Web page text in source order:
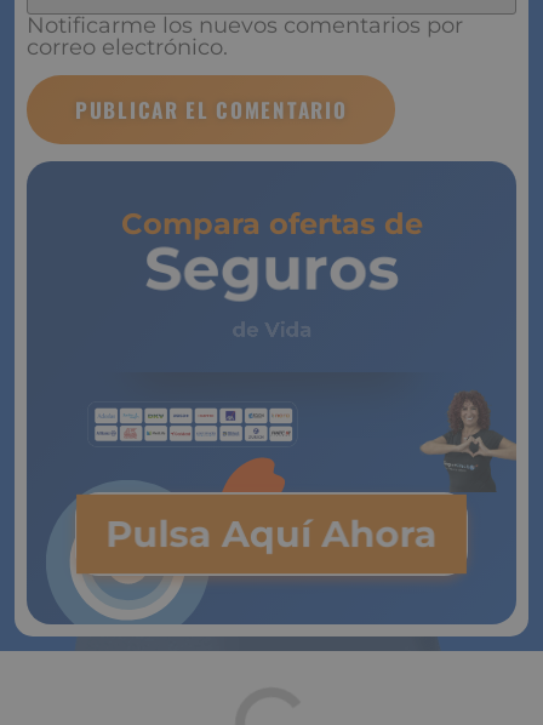
Notificarme los nuevos comentarios por
correo electrónico.
Compara ofertas de
Seguros
de Vida
Pulsa Aquí Ahora